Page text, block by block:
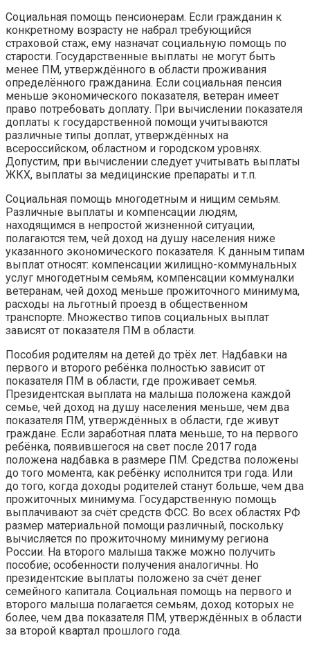
Социальная помощь пенсионерам. Если гражданин к
конкретному возрасту не набрал требующийся
страховой стаж, ему назначат социальную помощь по
старости. Государственные выплаты не могут быть
менее ПМ, утверждённого в области проживания
определённого гражданина. Если социальная пенсия
меньше экономического показателя, ветеран имеет
право потребовать доплату. При вычислении показателя
доплаты к государственной помощи учитываются
различные типы доплат, утверждённых на
всероссийском, областном и городском уровнях.
Допустим, при вычислении следует учитывать выплаты
ЖКХ, выплаты за медицинские препараты и т.п.
Социальная помощь многодетным и нищим семьям.
Различные выплаты и компенсации людям,
находящимся в непростой жизненной ситуации,
полагаются тем, чей доход на душу населения ниже
указанного экономического показателя. К данным типам
выплат относят: компенсации жилищно-коммунальных
услуг многодетным семьям, компенсации коммуналки
ветеранам, чей доход меньше прожиточного минимума,
расходы на льготный проезд в общественном
транспорте. Множество типов социальных выплат
зависят от показателя ПМ в области.
Пособия родителям на детей до трёх лет. Надбавки на
первого и второго ребёнка полностью зависит от
показателя ПМ в области, где проживает семья.
Президентская выплата на малыша положена каждой
семье, чей доход на душу населения меньше, чем два
показателя ПМ, утверждённых в области, где живут
граждане. Если заработная плата меньше, то на первого
ребёнка, появившегося на свет после 2017 года
положена надбавка в размере ПМ. Средства положены
до того момента, как ребёнку исполнится три года. Или
до того, когда доходы родителей станут больше, чем два
прожиточных минимума. Государственную помощь
выплачивают за счёт средств ФСС. Во всех областях РФ
размер материальной помощи различный, поскольку
вычисляется по прожиточному минимуму региона
России. На второго малыша также можно получить
пособие; особенности получения аналогичны. Но
президентские выплаты положено за счёт денег
семейного капитала. Социальная помощь на первого и
второго малыша полагается семьям, доход которых не
более, чем два показателя ПМ, утверждённых в области
за второй квартал прошлого года.